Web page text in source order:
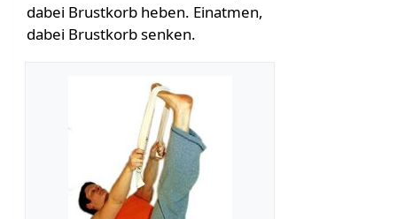
dabei Brustkorb heben. Einatmen,
dabei Brustkorb senken.